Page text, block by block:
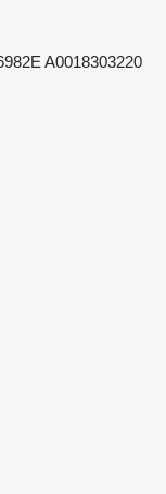
A0018303220